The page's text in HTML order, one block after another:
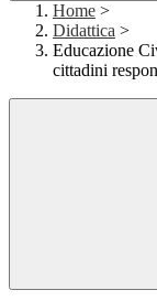
Home >
Didattica >
Educazione
cittadini